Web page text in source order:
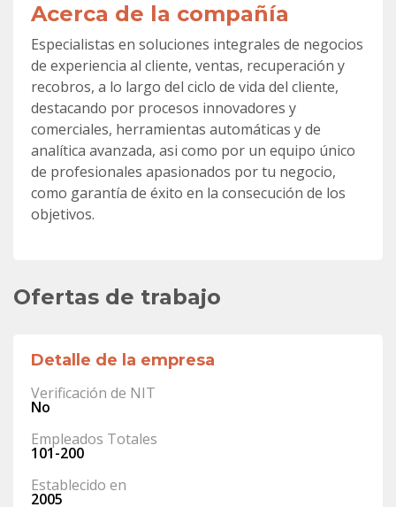
Acerca de la compañía
Especialistas en soluciones integrales de negocios
de experiencia al cliente, ventas, recuperación y
recobros, a lo largo del ciclo de vida del cliente,
destacando por procesos innovadores y
comerciales, herramientas automáticas y de
analítica avanzada, asi como por un equipo único
de profesionales apasionados por tu negocio,
como garantía de éxito en la consecución de los
objetivos.
Ofertas de trabajo
Detalle de la empresa
Verificación de NIT
No
Empleados Totales
101-200
Establecido en
2005